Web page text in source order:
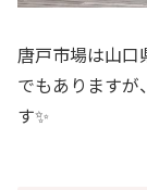
唐戸市場は山
でもあります
す✨